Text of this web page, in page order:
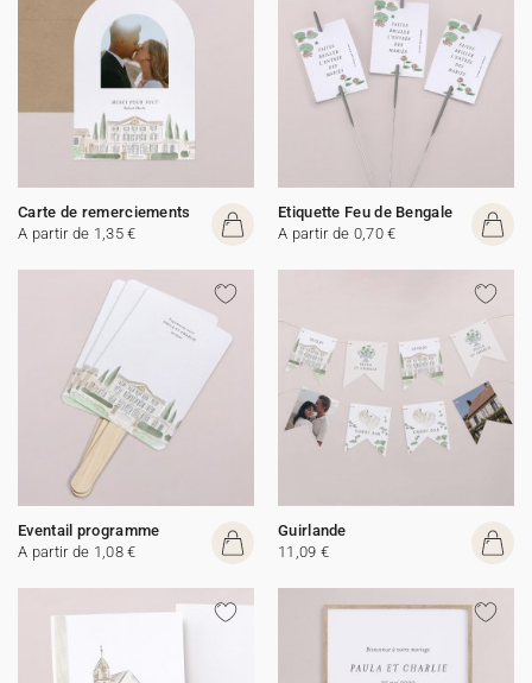
Carte de remerciements
A partir de 1,35 €
Etiquette Feu de Bengale
A partir de 0,70 €
Eventail programme
A partir de 1,08 €
Guirlande
11,09 €